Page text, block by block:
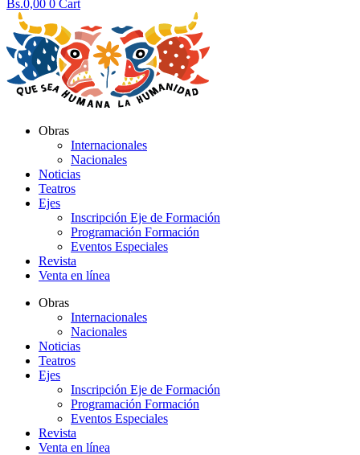
Bs.0,00 0 Cart
Obras
Internacionales
Nacionales
Noticias
Teatros
Ejes
Inscripción Eje de Formación
Programación Formación
Eventos Especiales
Revista
Venta en línea
Obras
Internacionales
Nacionales
Noticias
Teatros
Ejes
Inscripción Eje de Formación
Programación Formación
Eventos Especiales
Revista
Venta en línea